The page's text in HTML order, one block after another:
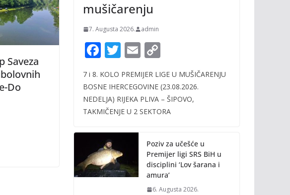
Saveza
Do
mušičarenju
7. Augusta 2026. admin
F
e
b
o
o
k
T
itt
er
E
ai
l
p
y
Li
k
7 i 8. KOLO PREMIJER LIGE U MUŠIČARENJU
BOSNE IHERCEGOVINE (23.08.2026.
NEDELJA) RIJEKA PLIVA – ŠIPOVO,
TAKMIČENJE U 2 SEKTORA
Poziv za učešće u
Premijer ligi SRS BiH u
disciplini ‘Lov šarana i
amura’
6. Augusta 2026.